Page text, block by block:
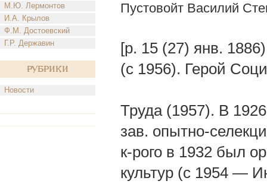
М.Ю. Лермонтов
И.А. Крылов
Ф.М. Достоевский
Г.Р. Державин
Рубрики
Новости
Пустовойт Василий
[р. 15 (27) янв.
(с 1956). Герой
Труда (1957). В
зав. опытно-
к-рого в 1932 был
культур (с 1954 —